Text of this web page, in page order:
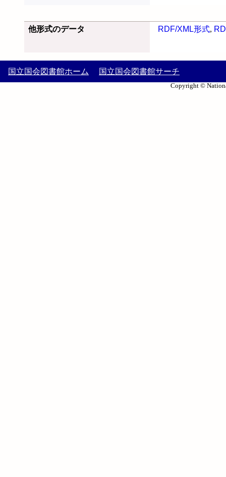
他形式のデータ RDF/XML形式,
国立国会図書館ホーム 国立国会図書館サーチ
Copyright ©